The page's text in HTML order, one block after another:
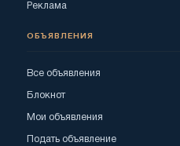
Реклама
ОБЪЯВЛЕНИЯ
Все объявления
Блокнот
Мои объявления
Подать объявление